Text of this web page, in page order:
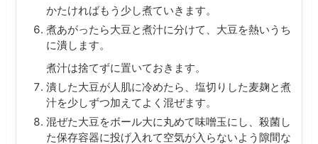
かたければもう少し煮ていきます。
煮あがったら大豆と煮汁に分けて、大豆を熱いうち
に潰します。
煮汁は捨てずに置いておきます。
潰した大豆が人肌に冷めたら、塩切りした麦麹と煮
汁を少しずつ加えてよく混ぜます。
混ぜた大豆をボール大に丸めて味噌玉にし、殺菌し
た保存容器に投げ入れて空気が入らないよう隙間な